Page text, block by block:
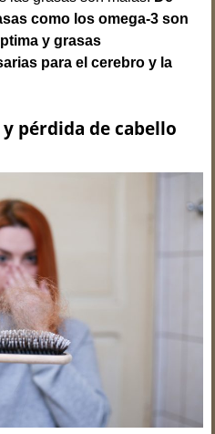
como los omega-3 son
y grasas
para el cerebro y la
pérdida de cabello